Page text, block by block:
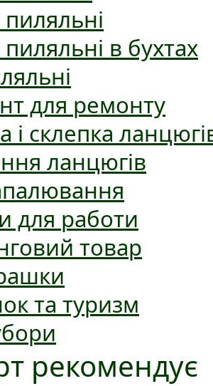
в бухтах
для ремонту
і склепка
ланцюгів
для работи
товар
та туризм
рекомендує